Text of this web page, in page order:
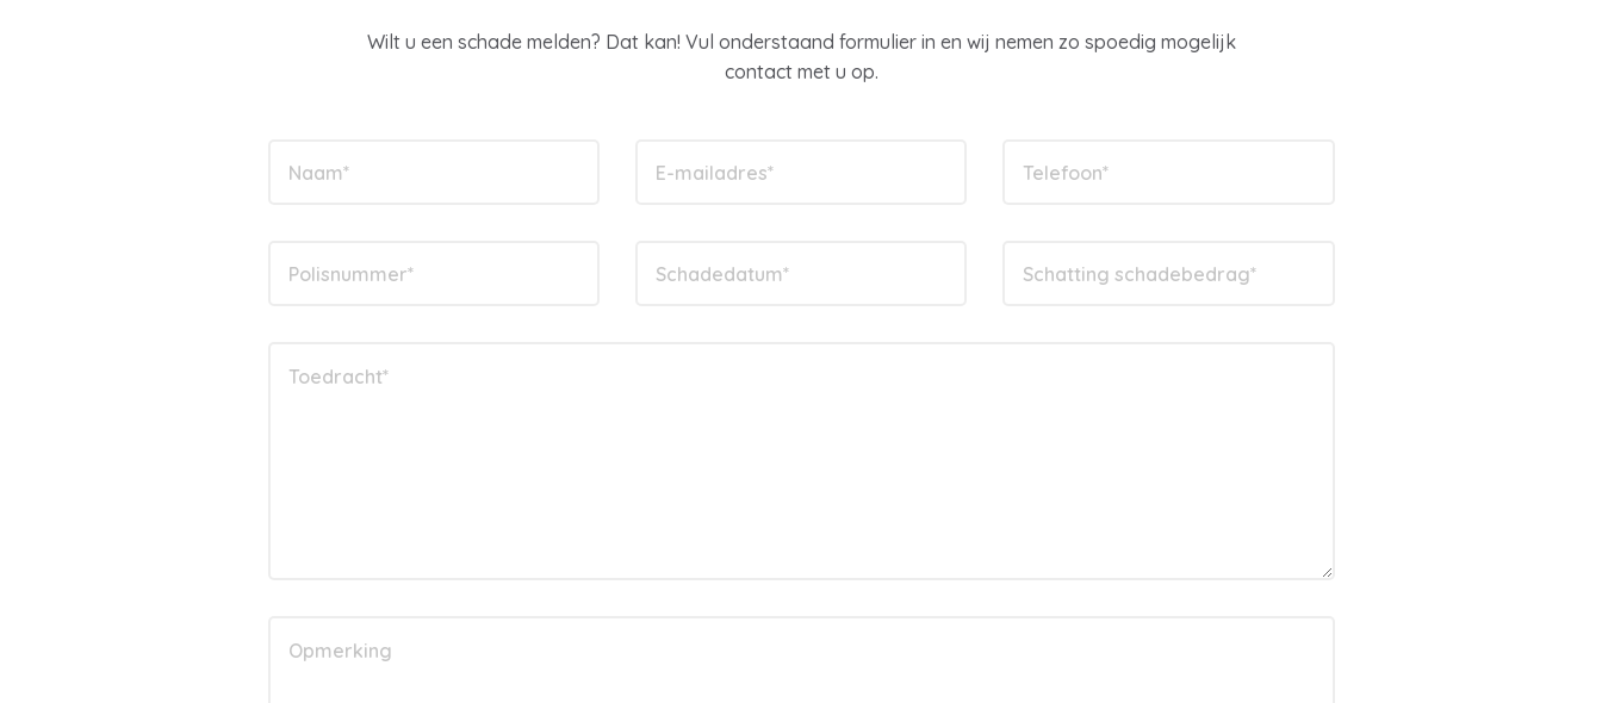
Wilt u een schade melden? Dat kan! Vul onderstaand formulier in en wij nemen zo spoedig mogelijk
contact met u op.